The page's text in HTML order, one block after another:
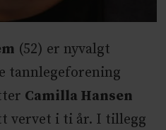
(52) er nyvalgt
tannlegeforening
Camilla Hansen
vervet i ti år. I tillegg